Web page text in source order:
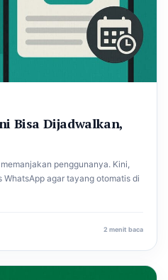
Bisa Dijadwalkan,
penggunanya. Kini,
agar tayang otomatis di
2 menit baca